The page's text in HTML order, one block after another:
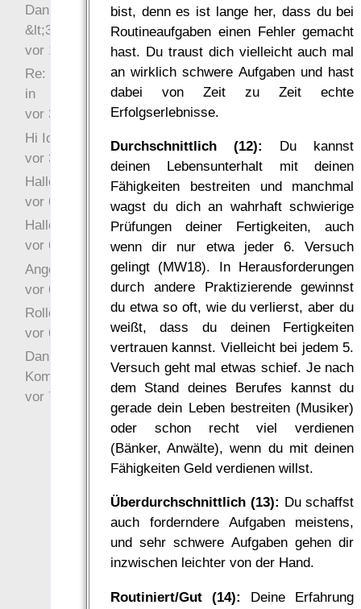
bist, denn es ist lange her, dass du bei
Routineaufgaben einen Fehler gemacht
hast. Du traust dich vielleicht auch mal
an wirklich schwere Aufgaben und hast
dabei von Zeit zu Zeit echte
Erfolgserlebnisse.
Durchschnittlich (12): Du kannst
deinen Lebensunterhalt mit deinen
Fähigkeiten bestreiten und manchmal
wagst du dich an wahrhaft schwierige
Prüfungen deiner Fertigkeiten, auch
wenn dir nur etwa jeder 6. Versuch
gelingt (MW18). In Herausforderungen
durch andere Praktizierende gewinnst
du etwa so oft, wie du verlierst, aber du
weißt, dass du deinen Fertigkeiten
vertrauen kannst. Vielleicht bei jedem 5.
Versuch geht mal etwas schief. Je nach
dem Stand deines Berufes kannst du
gerade dein Leben bestreiten (Musiker)
oder schon recht viel verdienen
(Bänker, Anwälte), wenn du mit deinen
Fähigkeiten Geld verdienen willst.
Überdurchschnittlich (13): Du schaffst
auch forderndere Aufgaben meistens,
und sehr schwere Aufgaben gehen dir
inzwischen leichter von der Hand.
Routiniert/Gut (14): Deine Erfahrung
Danke für das Statement
&lt;3
vor 1 Jahr 48 Wochen
Re: Hi Ich bin völlig neu
in
vor 3 Jahre 33 Wochen
Hi Ich bin völlig neu in
vor 3 Jahre 46 Wochen
Hallo Ochrasylion
vor 6 Jahre 10 Wochen
Hallo Drak
vor 6 Jahre 10 Wochen
Angefragt
vor 6 Jahre 10 Wochen
Rollenspielrunde
vor 6 Jahre 10 Wochen
Danke für Deinen
Kommentar!
vor 7 Jahre 22 Wochen